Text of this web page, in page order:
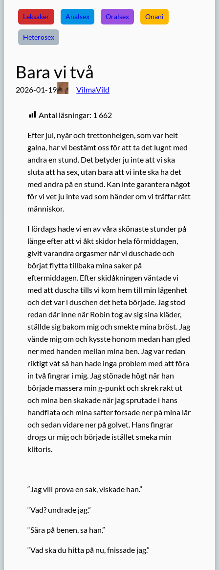
Leksaker Analsex Oralsex Onani
Heterosex
Bara vi två
2026-01-19 VilmaVild
Antal läsningar: 1 662
Efter jul, nyår och trettonhelgen, som var helt
galna, har vi bestämt oss för att ta det lugnt med
andra en stund. Det betyder ju inte att vi ska
sluta att ha sex, utan bara att vi inte ska ha det
med andra på en stund. Kan inte garantera något
för vi vet ju inte vad som händer om vi träffar rätt
människor.
I lördags hade vi en av våra skönaste stunder på
länge efter att vi åkt skidor hela förmiddagen,
givit varandra orgasmer när vi duschade och
börjat flytta tillbaka mina saker på
eftermiddagen. Efter skidåkningen väntade vi
med att duscha tills vi kom hem till min lägenhet
och det var i duschen det heta började. Jag stod
redan där inne när Robin tog av sig sina kläder,
ställde sig bakom mig och smekte mina bröst. Jag
vände mig om och kysste honom medan han gled
ner med handen mellan mina ben. Jag var redan
riktigt våt så han hade inga problem med att föra
in två fingrar i mig. Jag stönade högt när han
började massera min g-punkt och skrek rakt ut
och mina ben skakade när jag sprutade i hans
handflata och mina safter forsade ner på mina lår
och sedan vidare ner på golvet. Hans fingrar
drogs ur mig och började istället smeka min
klitoris.
“Jag vill prova en sak, viskade han.”
“Vad? undrade jag.”
“Sära på benen, sa han.”
“Vad ska du hitta på nu, fnissade jag.”